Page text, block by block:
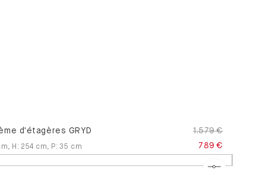
d'étagères GRYD
1.579 €
789 €
H : 254 cm P: 35 cm